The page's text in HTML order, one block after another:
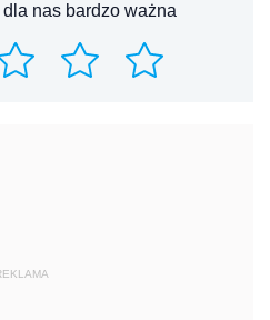
nas bardzo ważna